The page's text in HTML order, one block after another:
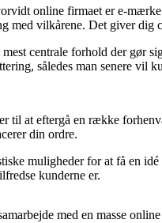
online firmaet er e-
med vilkårene. Det giver
centrale forhold der gør
således man senere
til at eftergå en række
din ordre.
muligheder for at få en
kunderne er.
med en masse